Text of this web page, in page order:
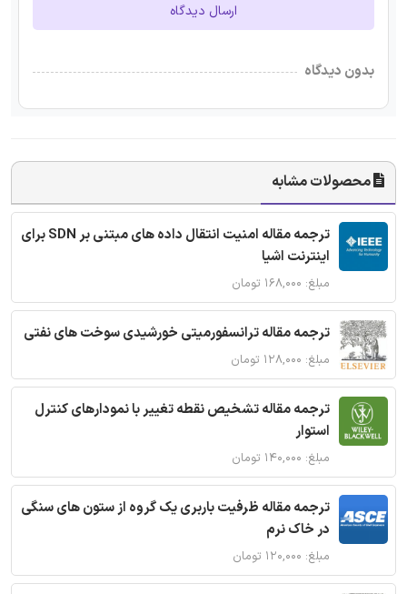
ارسال دیدگاه
بدون دیدگاه
محصولات مشابه
ترجمه مقاله امنیت انتقال داده های مبتنی بر SDN برای
اینترنت اشیا
مبلغ: ۱۶۸,۰۰۰ تومان
ترجمه مقاله ترانسفورمیتی خورشیدی سوخت های نفتی
مبلغ: ۱۲۸,۰۰۰ تومان
ترجمه مقاله تشخیص نقطه تغییر با نمودارهای کنترل
استوار
مبلغ: ۱۴۰,۰۰۰ تومان
ترجمه مقاله ظرفیت باربری یک گروه از ستون های سنگی
در خاک نرم
مبلغ: ۱۲۰,۰۰۰ تومان